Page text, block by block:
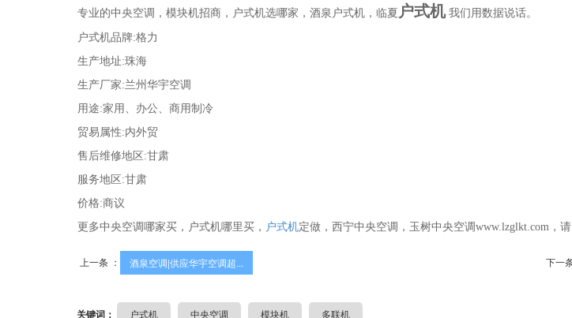
专业的中央空调，模块机招商，户式机选哪家，酒泉户式机，临夏 户式机我们用数据说话。
户式机品牌:格力
生产地址:珠海
生产厂家:兰州华宇空调
用途:家用、办公、商用制冷
贸易属性:内外贸
售后维修地区:甘肃
服务地区:甘肃
价格:商议
更多中央空调哪家买，户式机哪里买， 户式机定做，西宁中央空调，玉树中央空调www.lzglkt.com，
上一条 ： 酒泉空调|供应华宇空调超... 下一
关键词： 户式机 中央空调 模块机 多联机